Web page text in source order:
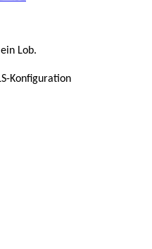
Lob.
Konfiguration